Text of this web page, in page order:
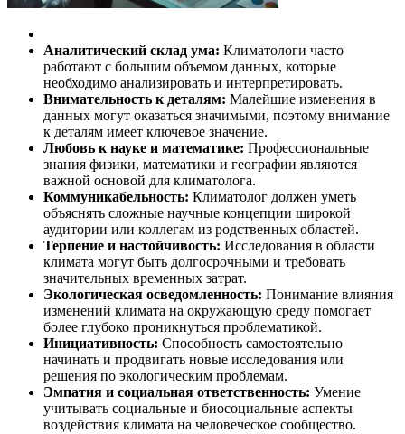
Аналитический склад ума: Климатологи часто
работают с большим объемом данных, которые
необходимо анализировать и интерпретировать.
Внимательность к деталям: Малейшие изменения в
данных могут оказаться значимыми, поэтому внимание
к деталям имеет ключевое значение.
Любовь к науке и математике: Профессиональные
знания физики, математики и географии являются
важной основой для климатолога.
Коммуникабельность: Климатолог должен уметь
объяснять сложные научные концепции широкой
аудитории или коллегам из родственных областей.
Терпение и настойчивость: Исследования в области
климата могут быть долгосрочными и требовать
значительных временных затрат.
Экологическая осведомленность: Понимание влияния
изменений климата на окружающую среду помогает
более глубоко проникнуться проблематикой.
Инициативность: Способность самостоятельно
начинать и продвигать новые исследования или
решения по экологическим проблемам.
Эмпатия и социальная ответственность: Умение
учитывать социальные и биосоциальные аспекты
воздействия климата на человеческое сообщество.